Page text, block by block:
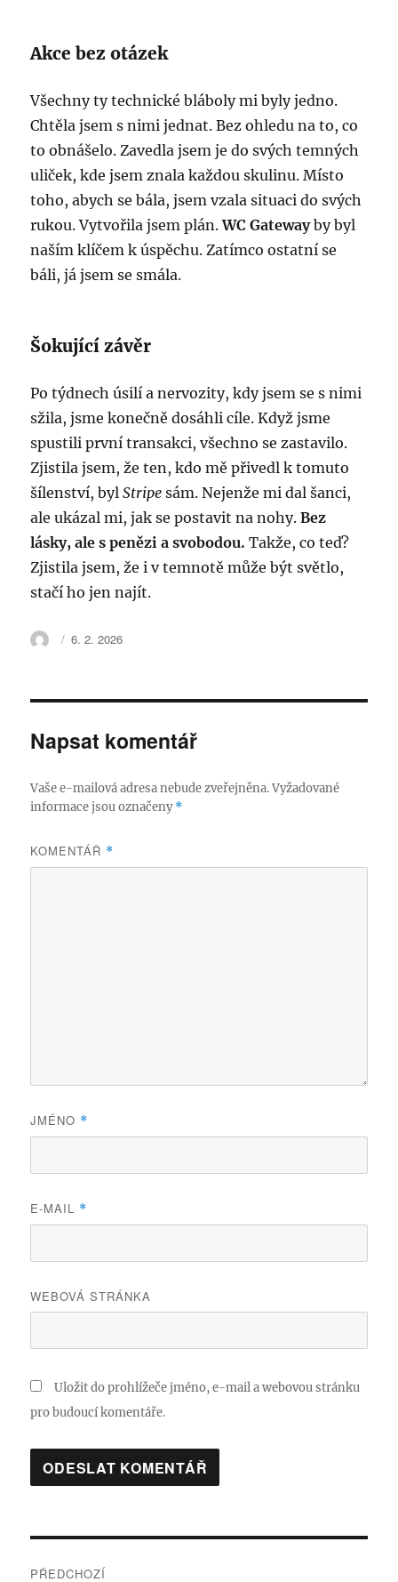
Akce bez otázek
Všechny ty technické bláboly mi byly jedno.
Chtěla jsem s nimi jednat. Bez ohledu na to, co
to obnášelo. Zavedla jsem je do svých temných
uliček, kde jsem znala každou skulinu. Místo
toho, abych se bála, jsem vzala situaci do svých
rukou. Vytvořila jsem plán.WC Gatewayby byl
naším klíčem k úspěchu. Zatímco ostatní se
báli, já jsem se smála.
Šokující závěr
Po týdnech úsilí a nervozity, kdy jsem se s nimi
sžila, jsme konečně dosáhli cíle. Když jsme
spustili první transakci, všechno se zastavilo.
Zjistila jsem, že ten, kdo mě přivedl k tomuto
šílenství, bylStripe sám. Nejenže mi dal šanci,
ale ukázal mi, jak se postavit na nohy.Bez
lásky, ale s penězi a svobodou. Takže, co teď?
Zjistila jsem, že i v temnotě může být světlo,
stačí ho jen najít.
Autor:
Publikováno:
6. 2. 2026
Napsat komentář
Vaše e-mailová adresa nebude zveřejněna. Vyžadované
informace jsou označeny*
KOMENTÁŘ *
JMÉNO *
E-MAIL *
WEBOVÁ STRÁNKA
Uložit do prohlížeče jméno, e-mail a webovou stránku
pro budoucí komentáře.
PŘEDCHOZÍ